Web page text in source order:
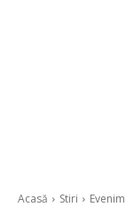
Acasă Stiri